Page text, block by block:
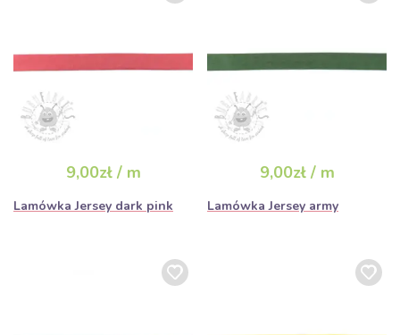
9,00zł / m
Lamówka Jersey dark pink
9,00zł / m
Lamówka Jersey army